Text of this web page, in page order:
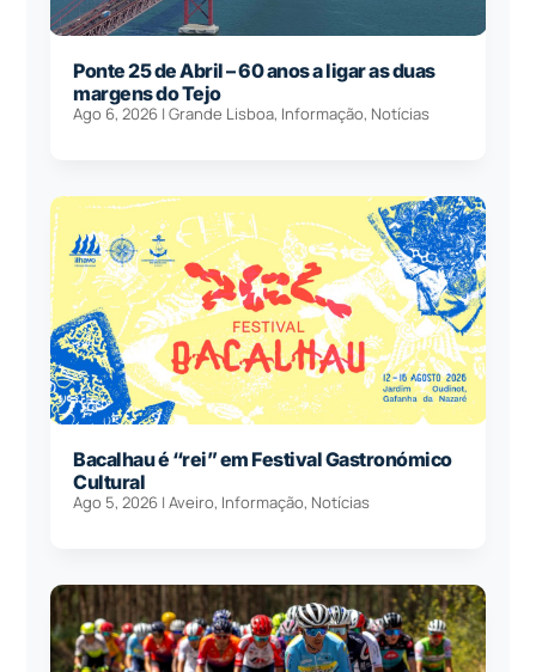
Ponte 25 de Abril – 60 anos a ligar as duas
margens do Tejo
Ago 6, 2026 |Grande Lisboa, Informação, Notícias
Bacalhau é “rei” em Festival Gastronómico
Cultural
Ago 5, 2026 |Aveiro, Informação, Notícias